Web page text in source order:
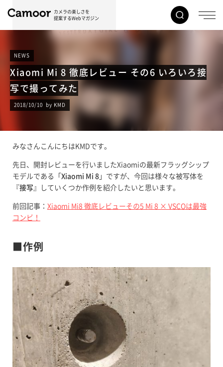
カメラの楽しさを
提案するWebマガジン
NEWS
Xiaomi Mi 8 徹底レビュー その6 いろいろ接
写で撮ってみた
2018/10/10 by KMD
みなさんこんにちはKMDです。
先日、開封レビューを行いましたXiaomiの最新フラッグシップ
モデルである「 Xiaomi Mi 8 」ですが、今回は様々な被写体を
『接写 』していくつか作例を紹介したいと思います。
前回記事： Xiaomi Mi8 徹底レビューその5 Mi 8 × VSCOは最強
コンビ！
■作例